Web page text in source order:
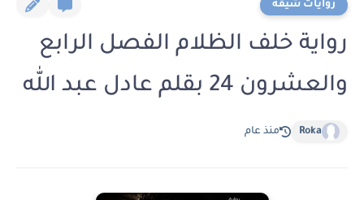
روايات شيقه
رواية خلف الظلام الفصل الرابع
والعشرون 24 بقلم عادل عبد الله
Roka منذ عام